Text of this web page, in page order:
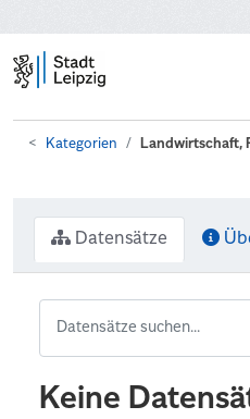
Kategorien Landwirtschaft,
Datensätze
Keine